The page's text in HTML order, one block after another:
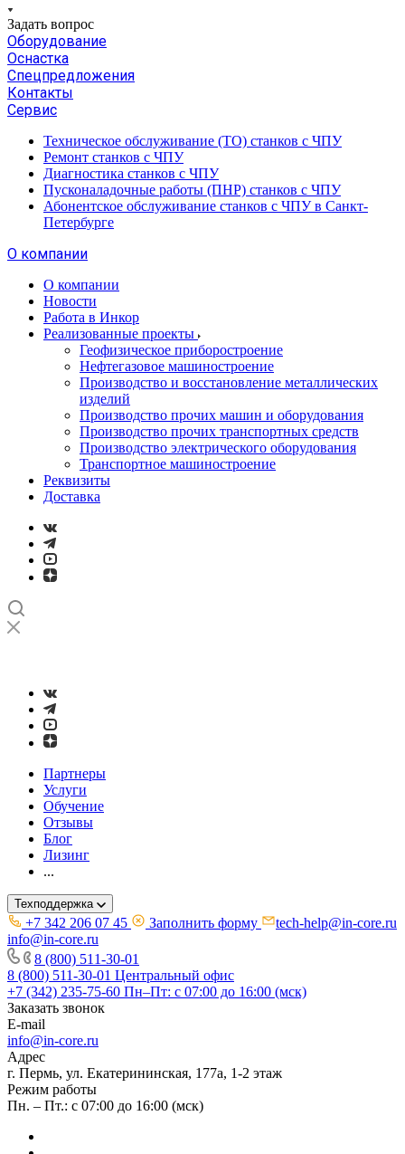
Задать вопрос
Оборудование
Оснастка
Спецпредложения
Контакты
Сервис
Техническое обслуживание (ТО) станков с ЧПУ
Ремонт станков с ЧПУ
Диагностика станков с ЧПУ
Пусконаладочные работы (ПНР) станков с ЧПУ
Абонентское обслуживание станков с ЧПУ в Санкт-
Петербурге
О компании
О компании
Новости
Работа в Инкор
Реализованные проекты
Геофизическое приборостроение
Нефтегазовое машиностроение
Производство и восстановление металлических
изделий
Производство прочих машин и оборудования
Производство прочих транспортных средств
Производство электрического оборудования
Транспортное машиностроение
Реквизиты
Доставка
Партнеры
Услуги
Обучение
Отзывы
Блог
Лизинг
...
Техподдержка
+7 342 206 07 45 Заполнить форму
tech-help@in-core.ru
info@in-core.ru
8 (800) 511-30-01
8 (800) 511-30-01 Центральный офис
+7 (342) 235-75-60 Пн–Пт: с 07:00 до 16:00 (мск)
Заказать звонок
E-mail
info@in-core.ru
Адрес
г. Пермь, ул. ​Екатерининская, 177а, ​1-2 этаж
Режим работы
Пн. – Пт.: с 07:00 до 16:00 (мск)